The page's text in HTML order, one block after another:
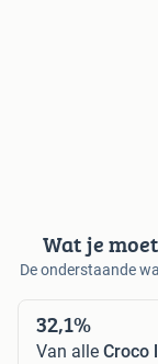
Wat je
De onderstaande
32,1%
Van alle Croco